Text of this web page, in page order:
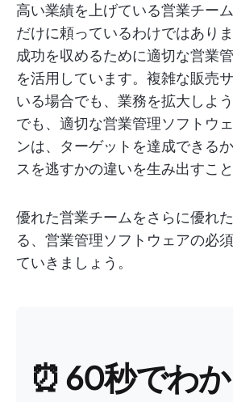
高い業績を上げている営業チー
だけに頼っているわけではあり
成功を収めるために適切な営業
を活用しています。複雑な販売
いる場合でも、業務を拡大しよ
でも、適切な営業管理ソフトウ
ンは、ターゲットを達成できる
スを逃すかの違いを生み出すこ
優れた営業チームをさらに優れ
る、営業管理ソフトウェアの必
ていきましょう。
⏰ 60秒でわ